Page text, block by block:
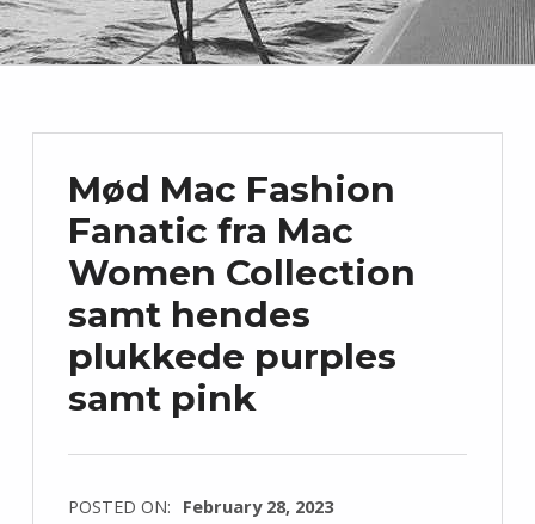
Mød Mac Fashion
Fanatic fra Mac
Women Collection
samt hendes
plukkede purples
samt pink
POSTED ON: February 28, 2023